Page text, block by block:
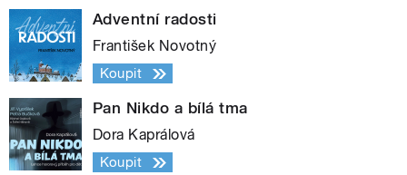
Adventní radosti
František Novotný
Koupit
Pan Nikdo a bílá tma
Dora Kaprálová
Koupit